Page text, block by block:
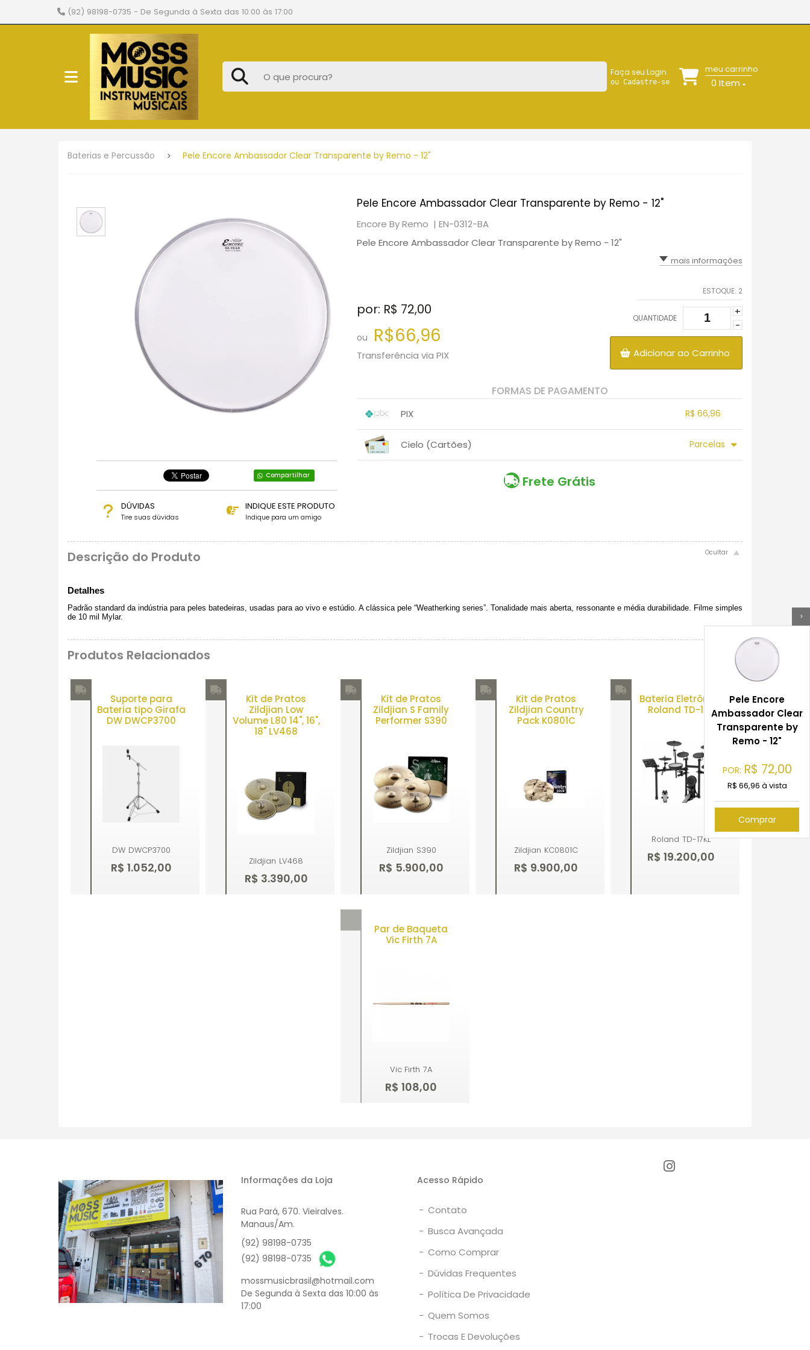
(92) 98198-0735 - De Segunda à Sexta das 10:00 às 17:00
Faça seu Login
ou Cadastre-se
meu carrinho
0 Item
>
Pele Encore
Ambassador Clear
Transparente by
Remo - 12"
POR: R$ 72,00
R$ 66,96 à vista
Comprar
Baterias e Percussão Pele Encore Ambassador Clear Transparente by Remo - 12"
Compartilhar
DÚVIDAS
Tire suas dúvidas
INDIQUE ESTE PRODUTO
Indique para um amigo
Pele Encore Ambassador Clear Transparente by Remo - 12"
Encore By Remo | EN-0312-BA
Pele Encore Ambassador Clear Transparente by Remo - 12"
mais informações
por: R$ 72,00
ou R$66,96
Transferência via PIX
ESTOQUE: 2
QUANTIDADE
+
-
Adicionar ao Carrinho
FORMAS DE PAGAMENTO
PIX
R$ 66,96
Cielo (Cartões)
Parcelas
Frete Grátis
Descrição do Produto
Detalhes
Padrão standard da indústria para peles batedeiras, usadas para ao vivo e estúdio. A clássica pele “Weatherking series”. Tonalidade mais aberta, ressonante e média durabilidade. Filme simples
de 10 mil Mylar.
Produtos Relacionados
Suporte para
Bateria tipo Girafa
DW DWCP3700
DW DWCP3700
R$ 1.052,00
Kit de Pratos
Zildjian Low
Volume L80 14", 16",
18" LV468
Zildjian LV468
R$ 3.390,00
Kit de Pratos
Zildjian S Family
Performer S390
Zildjian S390
R$ 5.900,00
Comprar
Kit de Pratos
Zildjian Country
Pack K0801C
Zildjian KC0801C
R$ 9.900,00
Bateria Eletrônica
Roland TD-17K
Roland TD-17KL
R$ 19.200,00
Par de Baqueta
Vic Firth 7A
Vic Firth 7A
R$ 108,00
Informações da Loja
Rua Pará, 670. Vieiralves.
Manaus/Am.
(92) 98198-0735
(92) 98198-0735
mossmusicbrasil@hotmail.com
De Segunda à Sexta das 10:00 às
17:00
Acesso Rápido
- Contato
- Busca Avançada
- Como Comprar
- Dúvidas Frequentes
- Política De Privacidade
- Quem Somos
- Trocas E Devoluções